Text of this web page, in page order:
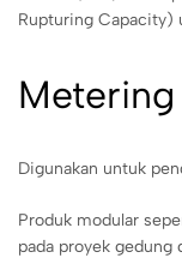
Rupturing Capacity)
Digunakan untuk
Produk modular
pada proyek